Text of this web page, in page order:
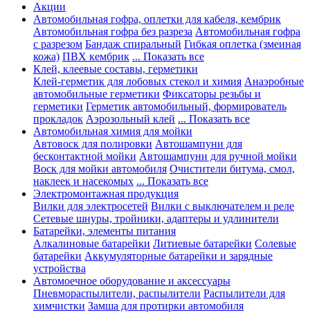
Акции
Автомобильная гофра, оплетки для кабеля, кембрик
Автомобильная гофра без разреза Автомобильная гофра
с разрезом Бандаж спиральный Гибкая оплетка (змеиная
кожа) ПВХ кембрик ... Показать все
Клей, клеевые составы, герметики
Клей-герметик для лобовых стекол и химия Анаэробные
автомобильные герметики Фиксаторы резьбы и
герметики Герметик автомобильный, формирователь
прокладок Аэрозольный клей ... Показать все
Автомобильная химия для мойки
Автовоск для полировки Автошампуни для
бесконтактной мойки Автошампуни для ручной мойки
Воск для мойки автомобиля Очистители битума, смол,
наклеек и насекомых ... Показать все
Электромонтажная продукция
Вилки для электросетей Вилки с выключателем и реле
Сетевые шнуры, тройники, адаптеры и удлинители
Батарейки, элементы питания
Алкалиновые батарейки Литиевые батарейки Солевые
батарейки Аккумуляторные батарейки и зарядные
устройства
Автомоечное оборудование и аксессуары
Пневмораспылители, распылители Распылители для
химчистки Замша для протирки автомобиля